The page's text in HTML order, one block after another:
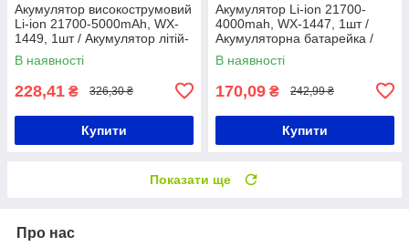
Акумулятор високострумовий
Li-ion 21700-5000mAh, WX-
1449, 1шт / Акумулятор літій-
іонний
В наявності
228,41 ₴ 326,30 ₴
Купити
Акумулятор Li-ion 21700-
4000mah, WX-1447, 1шт /
Акумуляторна батарейка /
Акумулятор літій-іонний
В наявності
170,09 ₴ 242,99 ₴
Купити
Показати ще
Про нас